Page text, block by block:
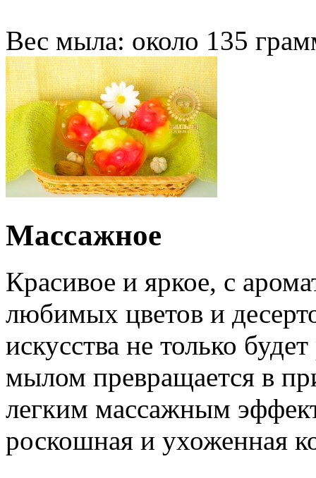
Вес мыла: около 135
Массажное
Красивое и яркое, с
любимых цветов и
искусства не только
мылом превращается в
легким массажным
роскошная и ухоженная